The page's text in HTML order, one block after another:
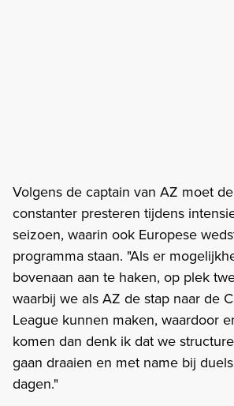
Volgens de captain van AZ moet
constanter presteren tijdens
seizoen, waarin ook Europese
programma staan. "Als er
bovenaan aan te haken, op plek
waarbij we als AZ de stap naar de
League kunnen maken, waardoor
komen dan denk ik dat we
gaan draaien en met name bij
dagen."